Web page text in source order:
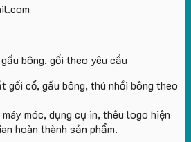
gối cổ, gấu bông, thú nhồi bông theo
móc, dụng cụ in, thêu logo hiện
hoàn thành sản phẩm.